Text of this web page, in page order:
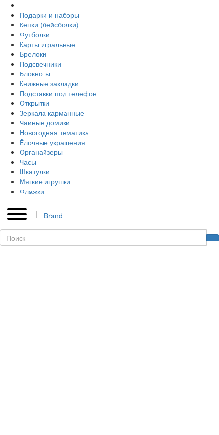
Подарки и наборы
Кепки (бейсболки)
Футболки
Карты игральные
Брелоки
Подсвечники
Блокноты
Книжные закладки
Подставки под телефон
Открытки
Зеркала карманные
Чайные домики
Новогодняя тематика
Ёлочные украшения
Органайзеры
Часы
Шкатулки
Мягкие игрушки
Флажки